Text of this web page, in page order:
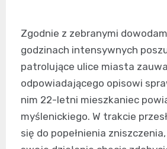
Zgodnie z zebranymi
godzinach intensywnych
patrolujące ulice miasta
odpowiadającego opisowi
nim 22-letni mieszkaniec
myślenickiego. W trakcie
się do popełnienia